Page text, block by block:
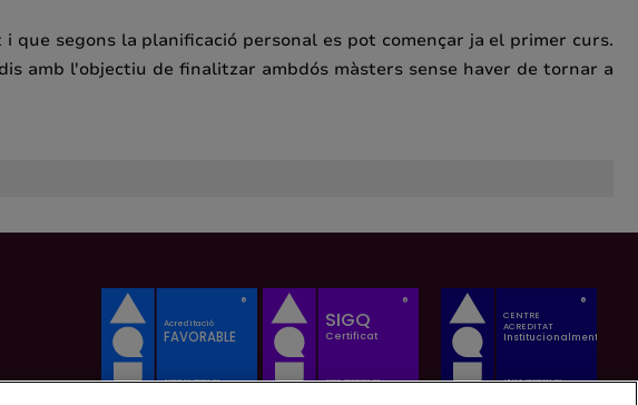
segons la planificació personal es pot començar ja el primer curs.
amb l'objectiu de finalitzar ambdós màsters sense haver de tornar a